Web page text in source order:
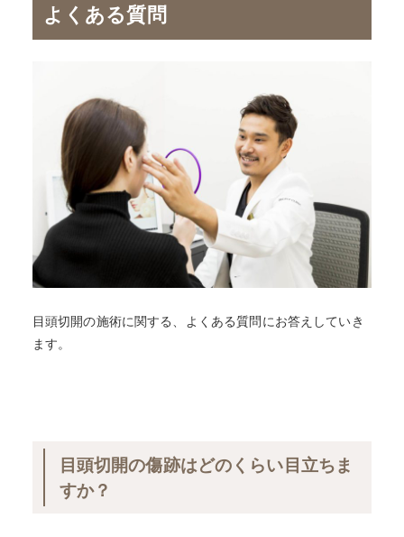
よくある質問
目頭切開の施術に関する、よくある質問にお答えしていき
ます。
目頭切開の傷跡はどのくらい目立ちま
すか？